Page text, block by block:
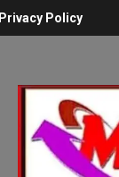
Privacy Policy